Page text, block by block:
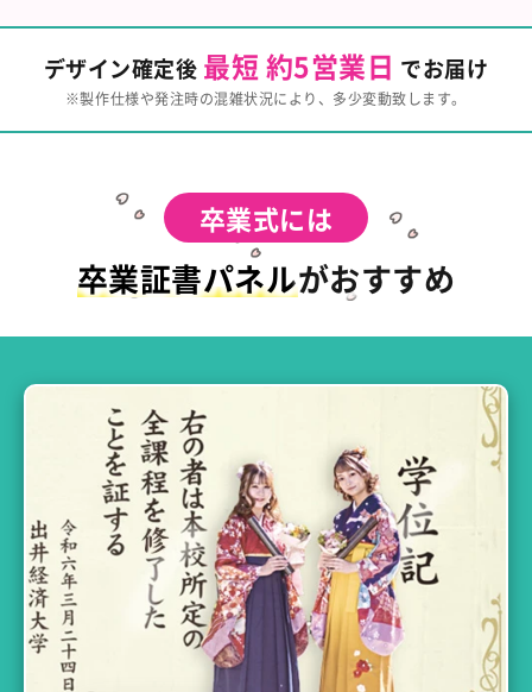
デザイン確定後 最短 約5営業日 でお届け
※製作仕様や発注時の混雑状況により、多少変動致します。
卒業式には
卒業証書パネルがおすすめ